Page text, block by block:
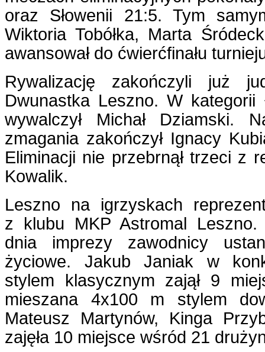
oraz Słowenii 21:5. Tym
Wiktoria Tobółka, Marta
awansował do ćwierćfinału
Rywalizację zakończyli już
Dwunastka Leszno. W
wywalczył Michał Dziamski.
zmagania zakończył Ignacy
Eliminacji nie przebrnął trzeci z
Kowalik.
Leszno na igrzyskach
z klubu MKP Astromal Leszno.
dnia imprezy zawodnicy
życiowe. Jakub Janiak w
stylem klasycznym zajął 9
mieszana 4x100 m stylem
Mateusz Martynów, Kinga
zajęła 10 miejsce wśród 21